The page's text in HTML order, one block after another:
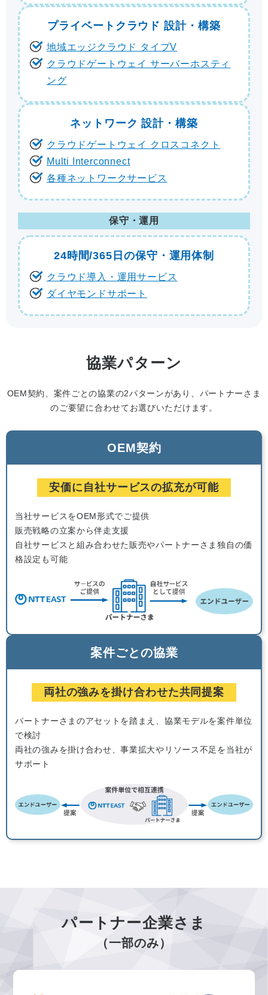
プライベートクラウド 設計・構築
地域エッジクラウド タイプV
クラウドゲートウェイ サーバーホスティ
ング
ネットワーク 設計・構築
クラウドゲートウェイ クロスコネクト
Multi Interconnect
各種ネットワークサービス
保守・運用
24時間/365日の保守・運用体制
クラウド導入・運用サービス
ダイヤモンドサポート
協業パターン
OEM契約、案件ごとの協業の2パターンがあり、パートナーさま
のご要望に合わせてお選びいただけます。
OEM契約
安価に自社サービスの拡充が可能
当社サービスをOEM形式でご提供
販売戦略の立案から伴走支援
自社サービスと組み合わせた販売やパートナーさま独自の価
格設定も可能
案件ごとの協業
両社の強みを掛け合わせた共同提案
パートナーさまのアセットを踏まえ、協業モデルを案件単位
で検討
両社の強みを掛け合わせ、事業拡大やリソース不足を当社が
サポート
パートナー企業さま
（一部のみ）